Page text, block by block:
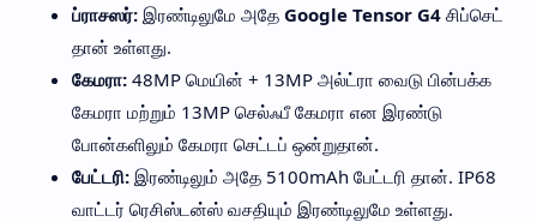
ப்ராசஸர்: இரண்டிலுமே அதே Google Tensor G4 சிப்செட்
தான் உள்ளது.
கேமரா: 48MP மெயின் + 13MP அல்ட்ரா வைடு பின்பக்க
கேமரா மற்றும் 13MP செல்ஃபீ கேமரா என இரண்டு
போன்களிலும் கேமரா செட்டப் ஒன்றுதான்.
பேட்டரி: இரண்டிலும் அதே 5100mAh பேட்டரி தான். IP68
வாட்டர் ரெசிஸ்டன்ஸ் வசதியும் இரண்டிலுமே உள்ளது.